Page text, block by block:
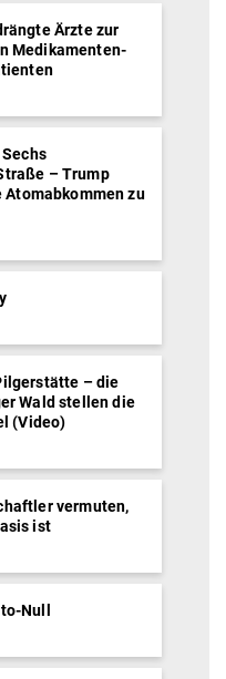
Ärzte zur
Medikamenten-
– Trump
Atomabkommen zu
– die
Wald stellen die
(Video)
vermuten,
ist
Null